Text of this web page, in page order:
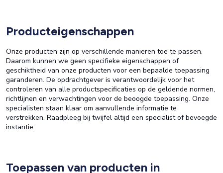
Producteigenschappen
Onze producten zijn op verschillende manieren toe te passen.
Daarom kunnen we geen specifieke eigenschappen of
geschiktheid van onze producten voor een bepaalde toepassing
garanderen. De opdrachtgever is verantwoordelijk voor het
controleren van alle productspecificaties op de geldende normen,
richtlijnen en verwachtingen voor de beoogde toepassing. Onze
specialisten staan klaar om aanvullende informatie te
verstrekken. Raadpleeg bij twijfel altijd een specialist of bevoegde
instantie.
Toepassen van producten in